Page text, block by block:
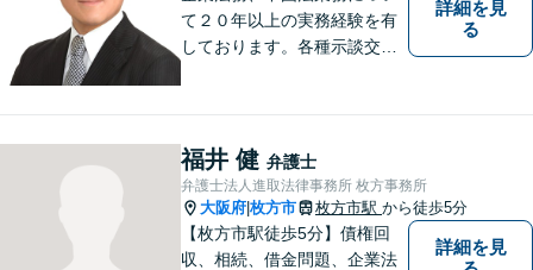
て２０年以上の実務経験を有
しております。各種示談交
詳細を見
る
福井 健 弁護士
弁護士法人進取法律事務所 枚方事務所
大阪府 枚方市 枚方市駅 から徒歩5分
【枚方市駅徒歩5分】債権回
収、相続、借金問題、企業法
詳細を見